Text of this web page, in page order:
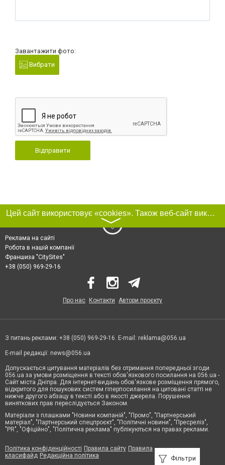
Завантажити фото:
Вибрати
Відправити
Фільтри
Цей сайт використовує «cookies». Також веб-сайт використовує інтернет-сервіс для збору технічних даних стосовно відвідувачів з метою отримання маркетингової та статистичної інформації. Умови обробки даних відвідувачів сайту див.
〉
Реклама на сайті
Робота в нашій компанії
Франшиза "CitySites"
+38 (050) 969-29-16
Про нас Контакти Автори проєкту
З питань реклами: +38 (050) 969-29-16. E-mail: reklama@056.ua
E-mail редакції: news@056.ua
Допускається цитування матеріалів без отримання попередньої згоди
056.ua за умови розміщення в тексті обов'язкового посилання на 056.ua -
Сайт міста Дніпра. Для інтернет-видань обов'язкове розміщення прямого,
відкритого для пошукових систем гіперпосилання на цитовані статті не
нижче другого абзацу в тексті або в якості джерела. Порушення
виняткових прав переслідується Законом.
Матеріали з плашками "Новини компаній", "Промо", "Партнерський
матеріал", "Партнерський спецпроєкт", "Політичні новини", "Пресреліз",
"PR", "Офіційно", "Політична реклама" публікуються на правах реклами.
Політика конфіденційності Правила сайту Правила
класифайд Редакційна політика